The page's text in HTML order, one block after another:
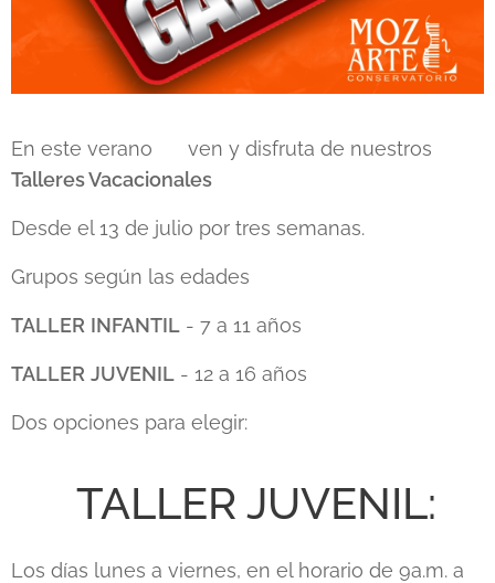
En este verano ☀️ ven y disfruta de nuestros
Talleres Vacacionales
Desde el 13 de julio por tres semanas.
Grupos según las edades
TALLER INFANTIL - 7 a 11 años
TALLER JUVENIL - 12 a 16 años
Dos opciones para elegir:
✴️ TALLER JUVENIL:
Los días lunes a viernes, en el horario de 9a.m. a